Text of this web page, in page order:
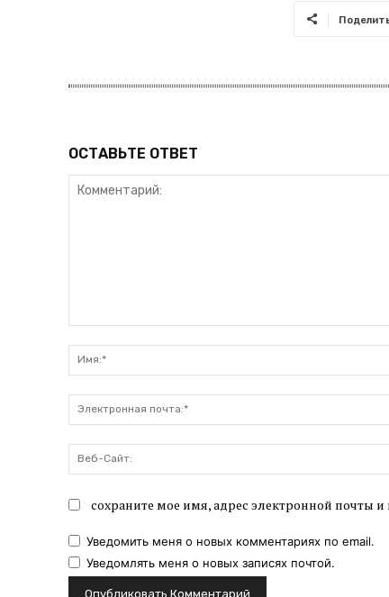
ОСТАВЬТЕ ОТВЕТ
сохраните мое имя, адрес электронной почты
Уведомить меня о новых комментариях по email.
Уведомлять меня о новых записях почтой.